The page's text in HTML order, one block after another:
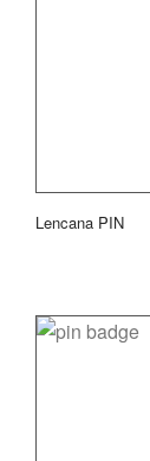
Lencana PIN